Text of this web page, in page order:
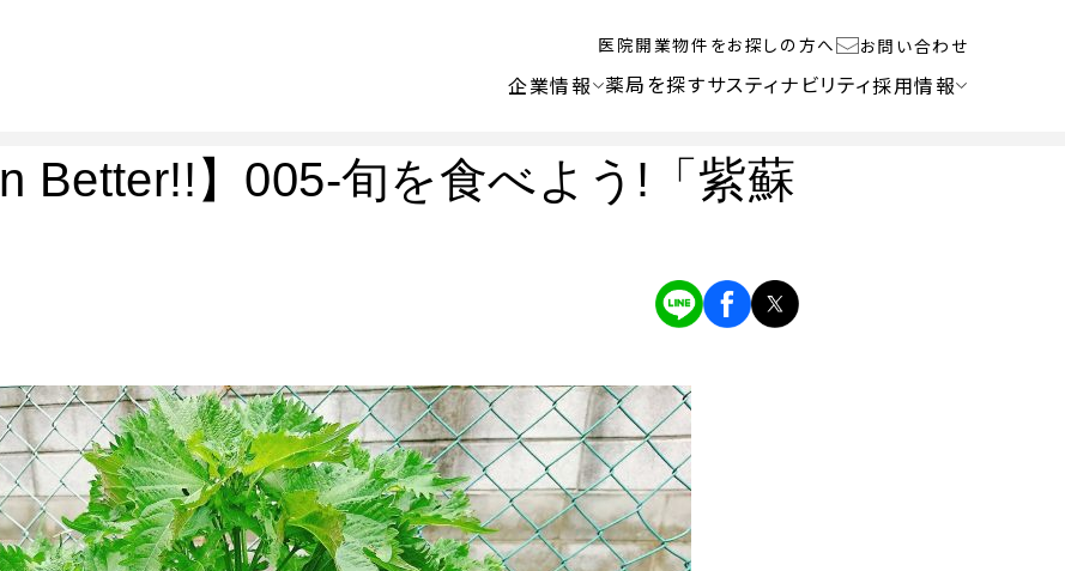
医院開業物件をお探しの方へ お問い合わせ
企業情報 薬局を探すサスティナビリティ採用情報
Better!!】005-旬を食べよう!「紫蘇